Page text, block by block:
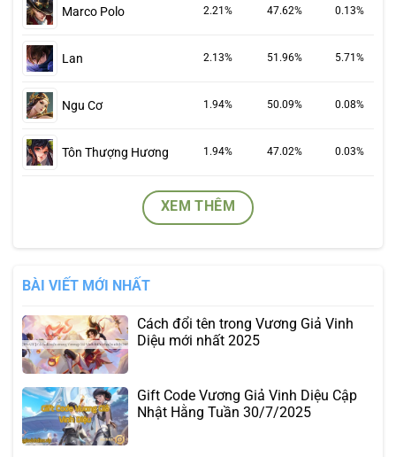
Marco Polo 2.21% 47.62% 0.13%
Lan 2.13% 51.96% 5.71%
Ngu Cơ 1.94% 50.09% 0.08%
Tôn Thượng Hương 1.94% 47.02% 0.03%
XEM THÊM
BÀI VIẾT MỚI NHẤT
Cách đổi tên trong Vương Giả Vinh
Diệu mới nhất 2025
Gift Code Vương Giả Vinh Diệu Cập
Nhật Hằng Tuần 30/7/2025